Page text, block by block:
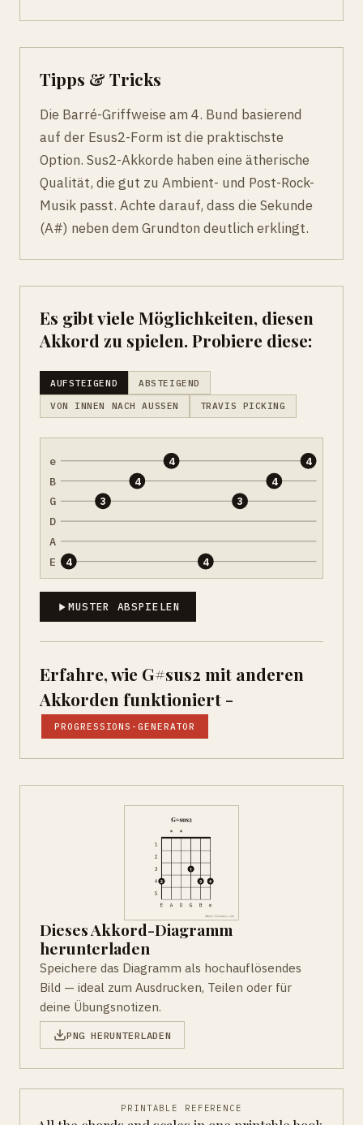
Tipps & Tricks
Die Barré-Griffweise am 4. Bund basierend
auf der Esus2-Form ist die praktischste
Option. Sus2-Akkorde haben eine ätherische
Qualität, die gut zu Ambient- und Post-Rock-
Musik passt. Achte darauf, dass die Sekunde
(A#) neben dem Grundton deutlich erklingt.
Es gibt viele Möglichkeiten, diesen
Akkord zu spielen. Probiere diese:
AUFSTEIGEND ABSTEIGEND
VON INNEN NACH AUSSEN TRAVIS PICKING
e
B
G
D
A
E 4
3
4
4
4
3
4
4
MUSTER ABSPIELEN
Erfahre, wie G#sus2 mit anderen
Akkorden funktioniert -
PROGRESSIONS-GENERATOR
Dieses Akkord-Diagramm
herunterladen
Speichere das Diagramm als hochauflösendes
Bild — ideal zum Ausdrucken, Teilen oder für
deine Übungsnotizen.
PNG HERUNTERLADEN
PRINTABLE REFERENCE